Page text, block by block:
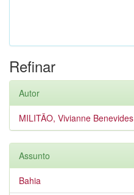
Refinar
Autor
MILITÃO, Vivianne Benevides
Assunto
Bahia